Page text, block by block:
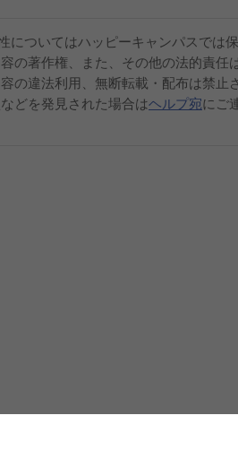
についてはハッピーキャンパスでは
の著作権、また、その他の法的責任
の違法利用、無断転載・配布は禁止
どを発見された場合はヘルプ宛にご